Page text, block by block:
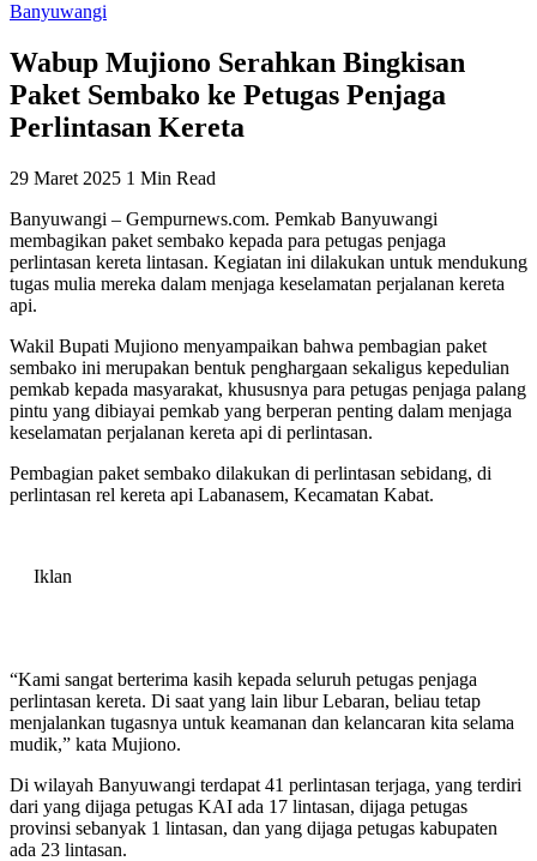
Banyuwangi
Wabup Mujiono Serahkan Bingkisan
Paket Sembako ke Petugas Penjaga
Perlintasan Kereta
29 Maret 2025 1 Min Read
Banyuwangi – Gempurnews.com. Pemkab Banyuwangi
membagikan paket sembako kepada para petugas penjaga
perlintasan kereta lintasan. Kegiatan ini dilakukan untuk mendukung
tugas mulia mereka dalam menjaga keselamatan perjalanan kereta
api.
Wakil Bupati Mujiono menyampaikan bahwa pembagian paket
sembako ini merupakan bentuk penghargaan sekaligus kepedulian
pemkab kepada masyarakat, khususnya para petugas penjaga palang
pintu yang dibiayai pemkab yang berperan penting dalam menjaga
keselamatan perjalanan kereta api di perlintasan.
Pembagian paket sembako dilakukan di perlintasan sebidang, di
perlintasan rel kereta api Labanasem, Kecamatan Kabat.
Iklan
“Kami sangat berterima kasih kepada seluruh petugas penjaga
perlintasan kereta. Di saat yang lain libur Lebaran, beliau tetap
menjalankan tugasnya untuk keamanan dan kelancaran kita selama
mudik,” kata Mujiono.
Di wilayah Banyuwangi terdapat 41 perlintasan terjaga, yang terdiri
dari yang dijaga petugas KAI ada 17 lintasan, dijaga petugas
provinsi sebanyak 1 lintasan, dan yang dijaga petugas kabupaten
ada 23 lintasan.